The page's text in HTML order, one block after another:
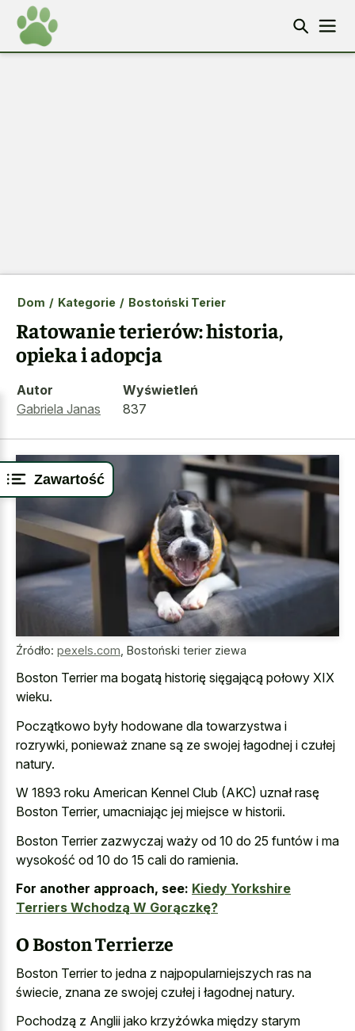
Zawartość
Dom / Kategorie / Bostoński Terier
Ratowanie terierów: historia,
opieka i adopcja
Autor
Gabriela Janas
Wyświetleń
837
Źródło: pexels.com Bostoński terier ziewa
Boston Terrier ma bogatą historię sięgającą połowy XIX
wieku.
Początkowo były hodowane dla towarzystwa i
rozrywki, ponieważ znane są ze swojej łagodnej i czułej
natury.
W 1893 roku American Kennel Club (AKC) uznał rasę
Boston Terrier, umacniając jej miejsce w historii.
Boston Terrier zazwyczaj waży od 10 do 25 funtów i ma
wysokość od 10 do 15 cali do ramienia.
For another approach, see: Kiedy Yorkshire
Terriers Wchodzą W Gorączkę?
O Boston Terrierze
Boston Terrier to jedna z najpopularniejszych ras na
świecie, znana ze swojej czułej i łagodnej natury.
Pochodzą z Anglii jako krzyżówka między starym